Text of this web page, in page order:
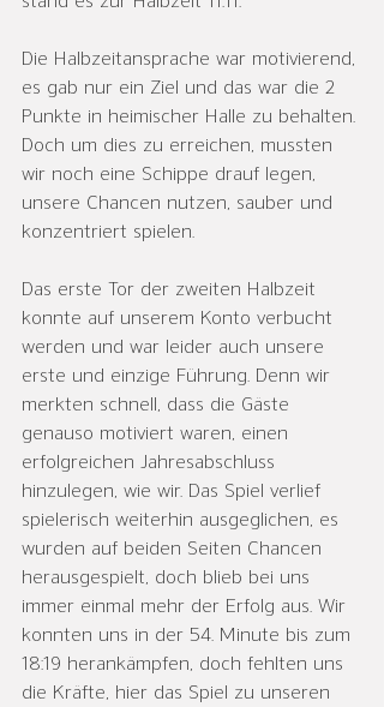
Die Halbzeitansprache war motivierend,
es gab nur ein Ziel und das war die 2
Punkte in heimischer Halle zu behalten.
Doch um dies zu erreichen, mussten
wir noch eine Schippe drauf legen,
unsere Chancen nutzen, sauber und
konzentriert spielen.
Das erste Tor der zweiten Halbzeit
konnte auf unserem Konto verbucht
werden und war leider auch unsere
erste und einzige Führung. Denn wir
merkten schnell, dass die Gäste
genauso motiviert waren, einen
erfolgreichen Jahresabschluss
hinzulegen, wie wir. Das Spiel verlief
spielerisch weiterhin ausgeglichen, es
wurden auf beiden Seiten Chancen
herausgespielt, doch blieb bei uns
immer einmal mehr der Erfolg aus. Wir
konnten uns in der 54. Minute bis zum
18:19 herankämpfen, doch fehlten uns
die Kräfte, hier das Spiel zu unseren